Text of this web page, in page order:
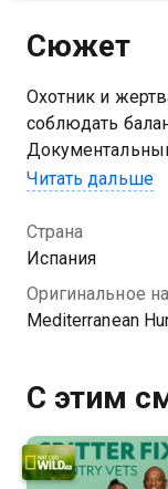
Сюжет
Охотник и
соблюдать
опасных
Читать дальше
Страна
Испания
Оригинальное
Mediterranean
С этим